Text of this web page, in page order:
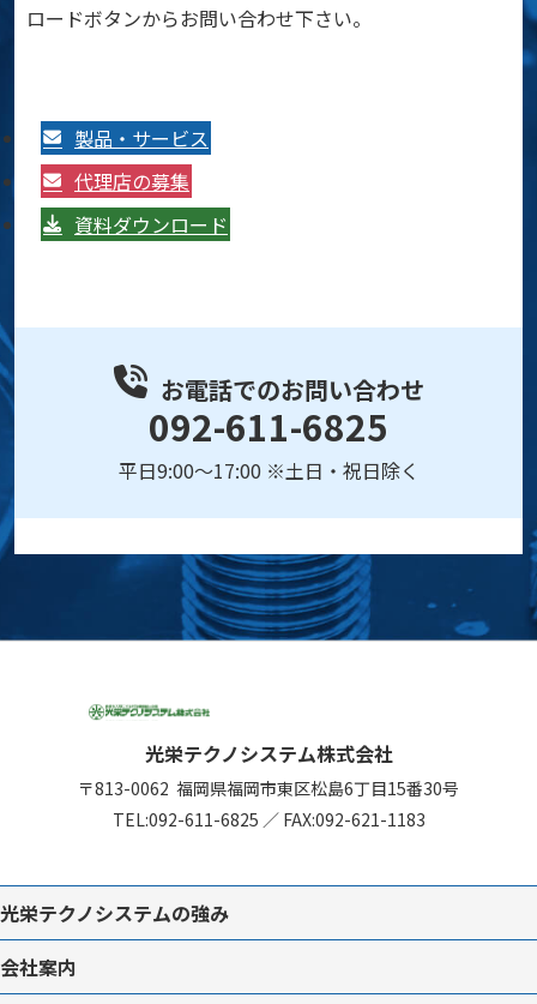
ロードボタンからお問い合わせ下さい。
製品・サービス
代理店の募集
資料ダウンロード
お電話でのお問い合わせ
092-611-6825
平日9:00～17:00 ※土日・祝日除く
光栄テクノシステム株式会社
〒813-0062 福岡県福岡市東区松島6丁目15番30号
TEL:092-611-6825 ／ FAX:092-621-1183
光栄テクノシステムの強み
会社案内